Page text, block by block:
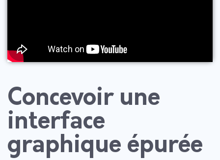
Concevoir une
interface
graphique épurée